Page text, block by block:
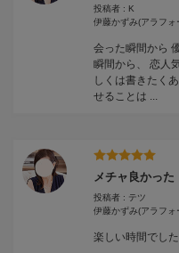
投稿者 : K
伊藤かずみ(アラフォ
会った瞬間から
瞬間から、 恋人
しくは書きたく
せることは ...
メチャ良かった
投稿者 : テツ
伊藤かずみ(アラフォ
楽しい時間でし